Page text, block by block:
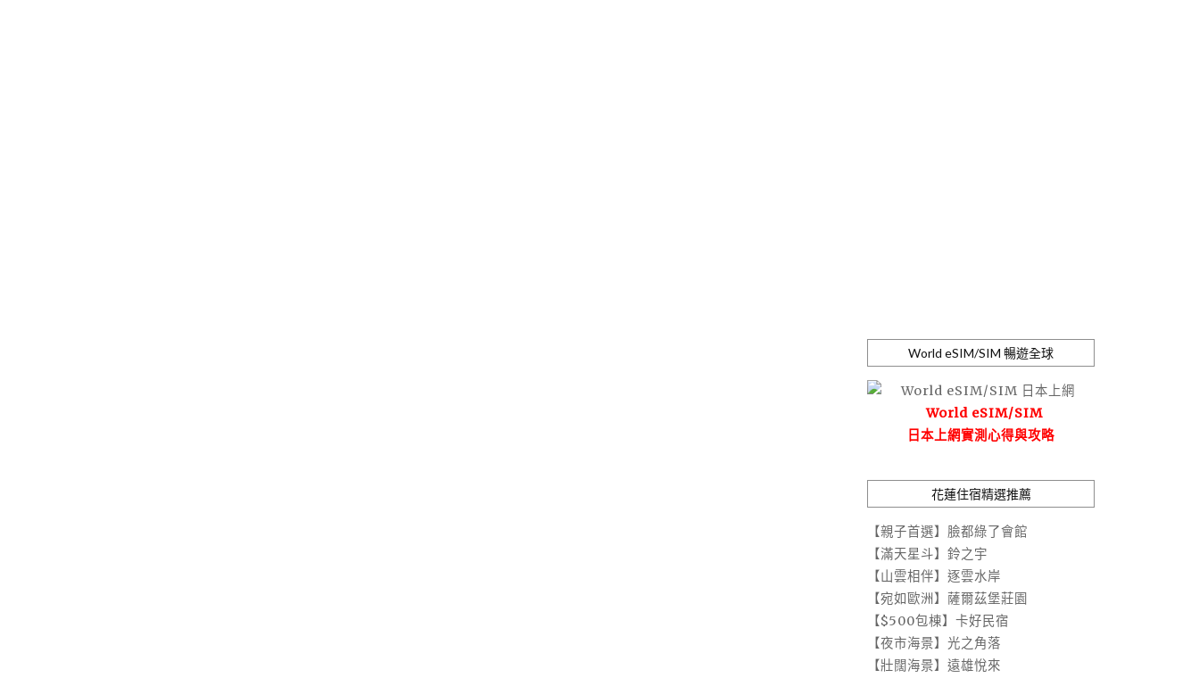
World eSIM/SIM 暢遊全球
World eSIM/SIM
日本上網實測心得與攻略
花蓮住宿精選推薦
【親子首選】臉都綠了會館
【滿天星斗】鈴之宇
【山雲相伴】逐雲水岸
【宛如歐洲】薩爾茲堡莊園
【$500包棟】卡好民宿
【夜市海景】光之角落
【壯闊海景】遠雄悅來